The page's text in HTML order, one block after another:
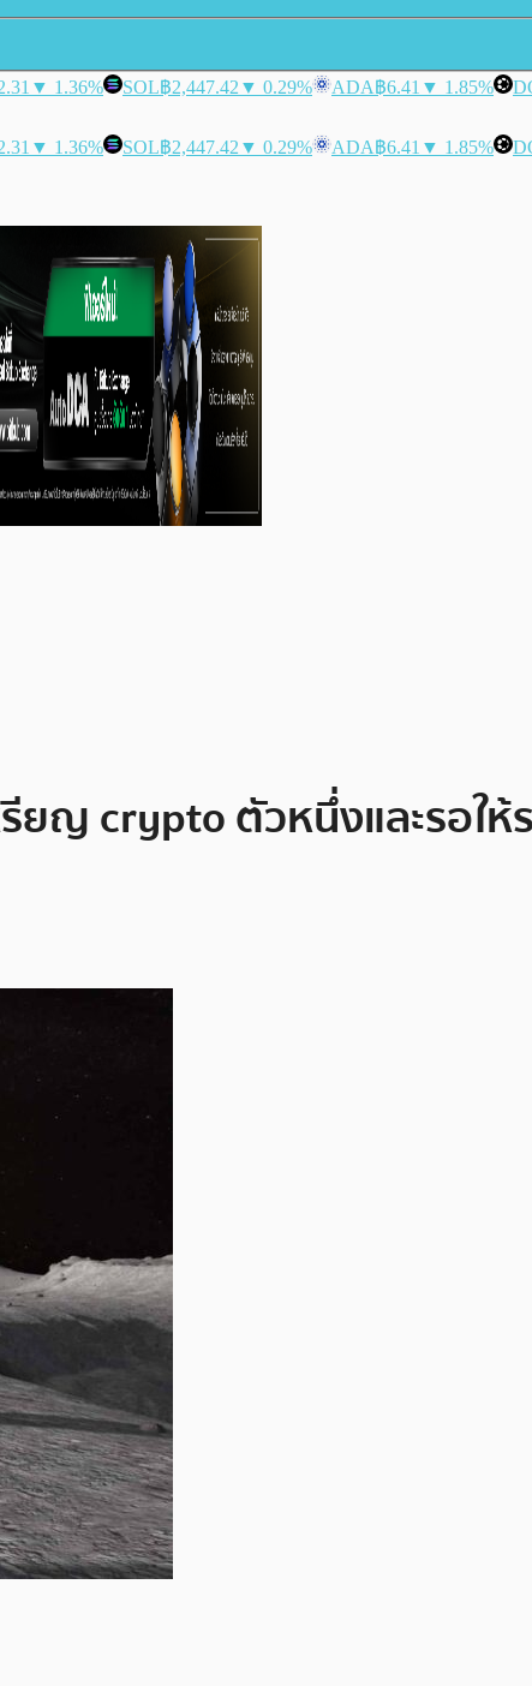
▼ 1.36% SOL฿2,447.42 ▼ 0.29% ADA฿6.41 ▼ 1.85%
▼ 1.36% SOL฿2,447.42 ▼ 0.29% ADA฿6.41 ▼ 1.85%
ยญ crypto ตัวหนึ่งและรอให้